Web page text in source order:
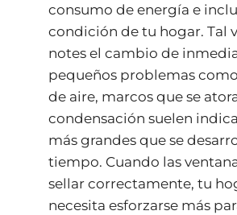
consumo de energía e
condición de tu hogar. Tal
notes el cambio de
pequeños problemas
de aire, marcos que se
condensación suelen
más grandes que se
tiempo. Cuando las
sellar correctamente, tu
necesita esforzarse más